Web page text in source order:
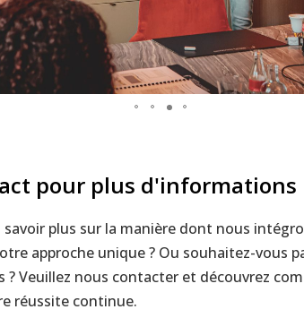
pour plus d'informations
savoir plus sur la manière dont nous
approche unique ? Ou souhaitez-vous
Veuillez nous contacter et découvrez
réussite continue.